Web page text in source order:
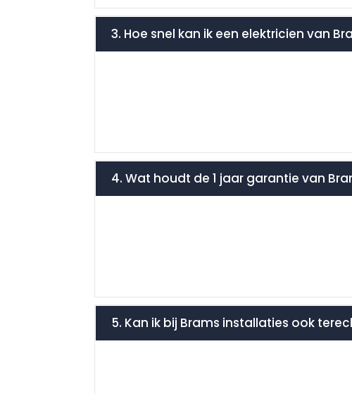
3. Hoe snel kan ik een elektricien van
4. Wat houdt de 1 jaar garantie van
5. Kan ik bij Brams installaties ook